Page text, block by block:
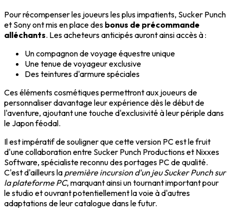
Pour récompenser les joueurs les plus impatients, Sucker Punch
et Sony ont mis en place des bonus de précommande
alléchants. Les acheteurs anticipés auront ainsi accès à :
Un compagnon de voyage équestre unique
Une tenue de voyageur exclusive
Des teintures d'armure spéciales
Ces éléments cosmétiques permettront aux joueurs de
personnaliser davantage leur expérience dès le début de
l'aventure, ajoutant une touche d'exclusivité à leur périple dans
le Japon féodal.
Il est impératif de souligner que cette version PC est le fruit
d'une collaboration entre Sucker Punch Productions et Nixxes
Software, spécialiste reconnu des portages PC de qualité.
C'est d'ailleurs la première incursion d'un jeu Sucker Punch sur
la plateforme PC, marquant ainsi un tournant important pour
le studio et ouvrant potentiellement la voie à d'autres
adaptations de leur catalogue dans le futur.